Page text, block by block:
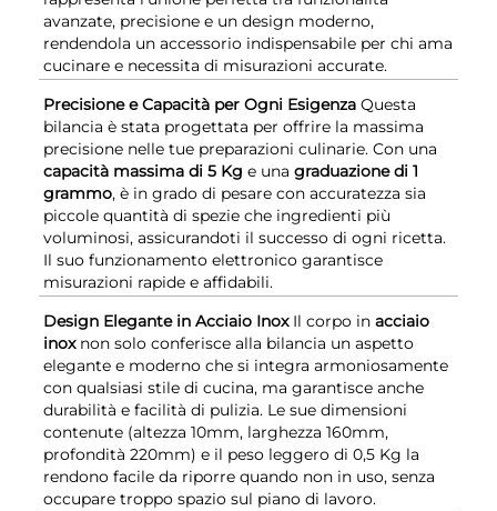
avanzate, precisione e un design moderno,
rendendola un accessorio indispensabile per chi ama
cucinare e necessita di misurazioni accurate.
Precisione e Capacità per Ogni Esigenza Questa
bilancia è stata progettata per offrire la massima
precisione nelle tue preparazioni culinarie. Con una
capacità massima di 5 Kg e una graduazione di 1
grammo, è in grado di pesare con accuratezza sia
piccole quantità di spezie che ingredienti più
voluminosi, assicurandoti il successo di ogni ricetta.
Il suo funzionamento elettronico garantisce
misurazioni rapide e affidabili.
Design Elegante in Acciaio InoxIl corpo in acciaio
inoxnon solo conferisce alla bilancia un aspetto
elegante e moderno che si integra armoniosamente
con qualsiasi stile di cucina, ma garantisce anche
durabilità e facilità di pulizia. Le sue dimensioni
contenute (altezza 10mm, larghezza 160mm,
profondità 220mm) e il peso leggero di 0,5 Kg la
rendono facile da riporre quando non in uso, senza
occupare troppo spazio sul piano di lavoro.